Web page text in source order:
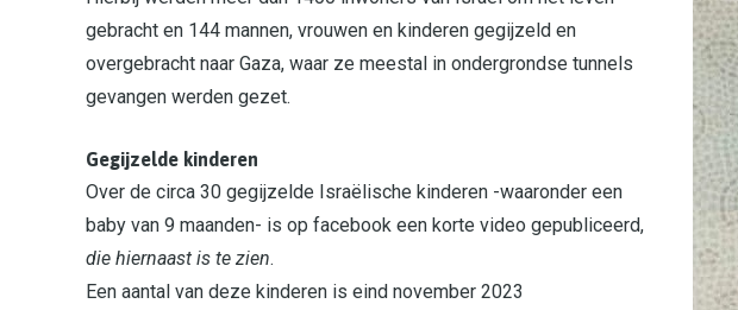
gebracht en 144 mannen, vrouwen en kinderen gegijzeld en
overgebracht naar Gaza, waar ze meestal in ondergrondse tunnels
gevangen werden gezet.
Gegijzelde kinderen
Over de circa 30 gegijzelde Israëlische kinderen -waaronder een
baby van 9 maanden- is op facebook een korte video gepubliceerd,
die hiernaast is te zien.
Een aantal van deze kinderen is eind november 2023